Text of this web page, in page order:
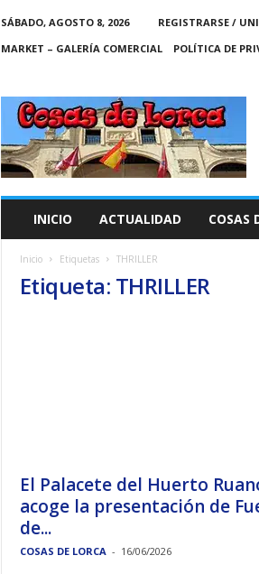
SÁBADO, AGOSTO 8, 2026
REGISTRARSE /
MARKET – GALERÍA COMERCIAL
POLÍTICA DE
C
A
S
INICIO ACTUALIDAD COSAS
Inicio Etiquetas THRILLER
Etiqueta: THRILLER
El Palacete del Huerto
acoge la presentación de
de...
COSAS DE LORCA - 16/06/2026